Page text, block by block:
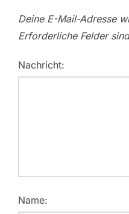
Deine E-Mail-Adresse
Erforderliche Felder
Nachricht:
Name: